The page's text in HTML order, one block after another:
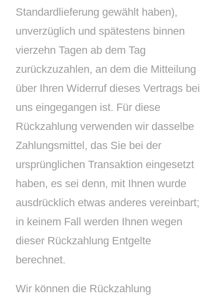
Standardlieferung gewählt haben),
unverzüglich und spätestens binnen
vierzehn Tagen ab dem Tag
zurückzuzahlen, an dem die Mitteilung
über Ihren Widerruf dieses Vertrags bei
uns eingegangen ist. Für diese
Rückzahlung verwenden wir dasselbe
Zahlungsmittel, das Sie bei der
ursprünglichen Transaktion eingesetzt
haben, es sei denn, mit Ihnen wurde
ausdrücklich etwas anderes vereinbart;
in keinem Fall werden Ihnen wegen
dieser Rückzahlung Entgelte
berechnet.
Wir können die Rückzahlung